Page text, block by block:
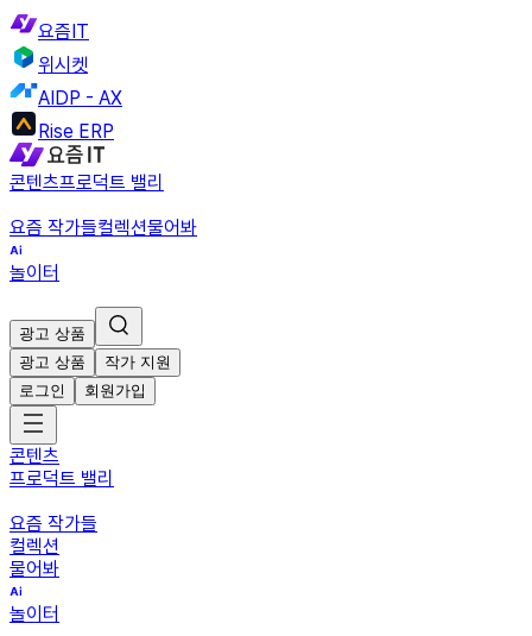
요즘IT
위시켓
AIDP - AX
Rise ERP
콘텐츠프로덕트 밸리
요즘 작가들컬렉션물어봐
놀이터
광고 상품
광고 상품
작가 지원
로그인
회원가입
콘텐츠
프로덕트 밸리
요즘 작가들
컬렉션
물어봐
놀이터